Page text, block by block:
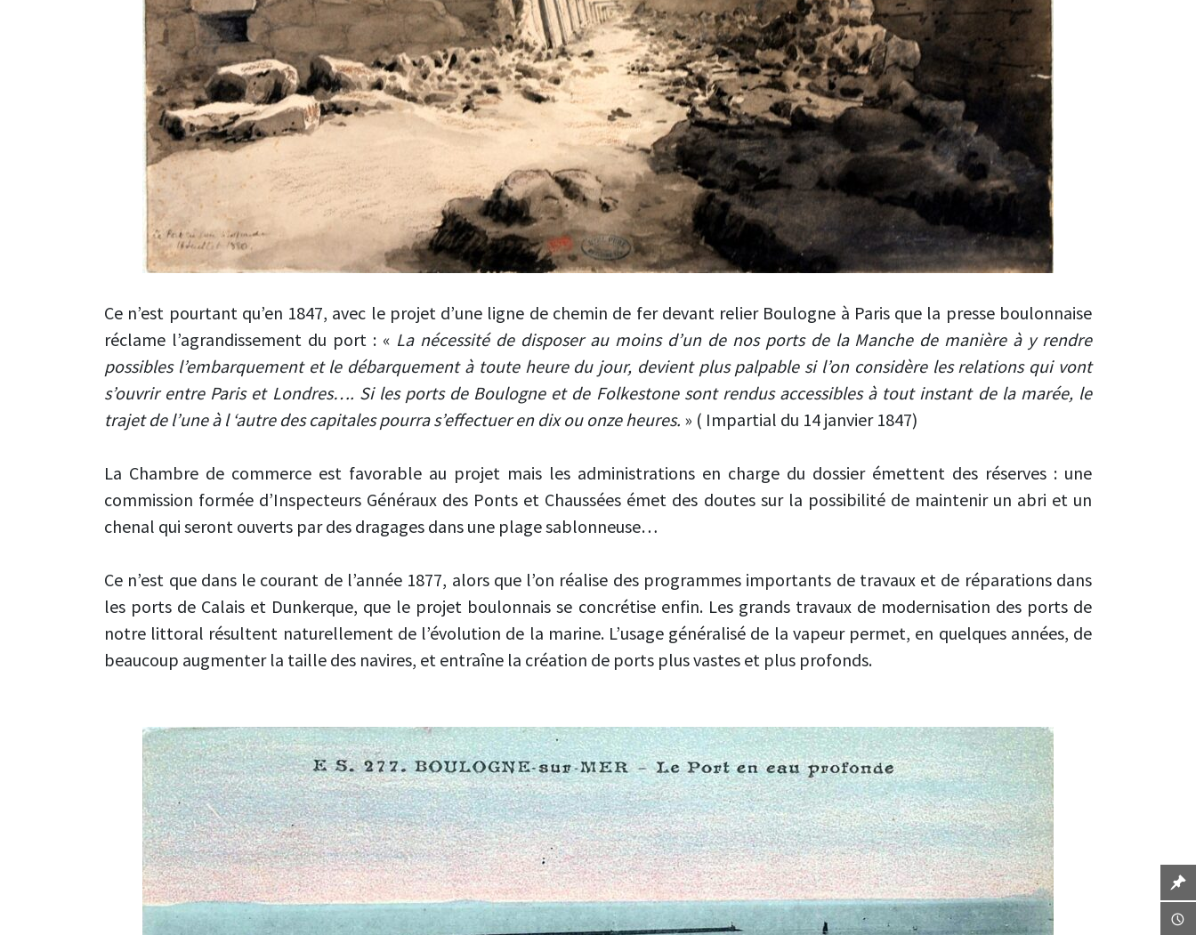
Ce n’est pourtant qu’en 1847, avec le projet d’une ligne de chemin de fer devant relier Boulogne à Paris que la presse boulonnaise
réclame l’agrandissement du port : « La nécessité de disposer au moins d’un de nos ports de la Manche de manière à y rendre
possibles l’embarquement et le débarquement à toute heure du jour, devient plus palpable si l’on considère les relations qui vont
s’ouvrir entre Paris et Londres…. Si les ports de Boulogne et de Folkestone sont rendus accessibles à tout instant de la marée, le
trajet de l’une à l ‘autre des capitales pourra s’effectuer en dix ou onze heures. » ( Impartial du 14 janvier 1847)
La Chambre de commerce est favorable au projet mais les administrations en charge du dossier émettent des réserves : une
commission formée d’Inspecteurs Généraux des Ponts et Chaussées émet des doutes sur la possibilité de maintenir un abri et un
chenal qui seront ouverts par des dragages dans une plage sablonneuse…
Ce n’est que dans le courant de l’année 1877, alors que l’on réalise des programmes importants de travaux et de réparations dans
les ports de Calais et Dunkerque, que le projet boulonnais se concrétise enfin. Les grands travaux de modernisation des ports de
notre littoral résultent naturellement de l’évolution de la marine. L’usage généralisé de la vapeur permet, en quelques années, de
beaucoup augmenter la taille des navires, et entraîne la création de ports plus vastes et plus profonds.